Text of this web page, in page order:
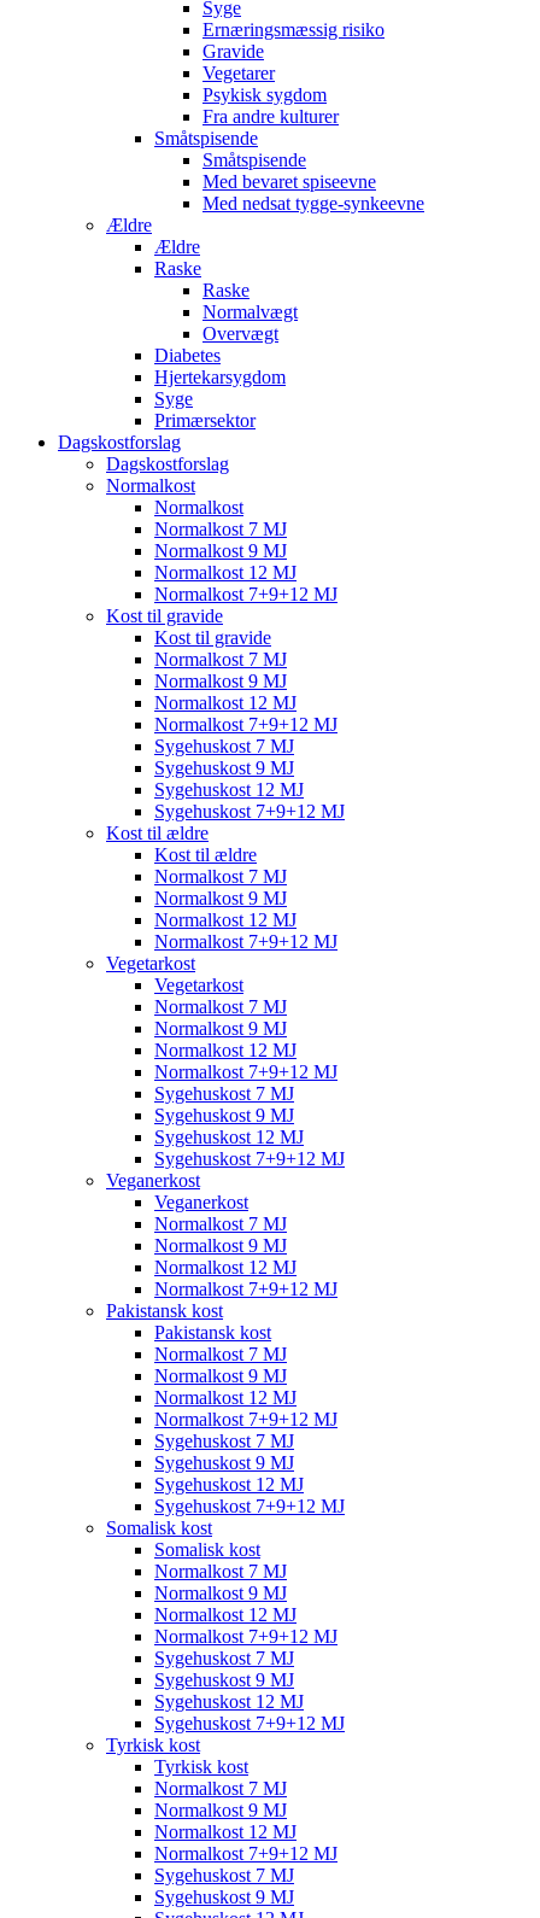
Syge
Ernæringsmæssig risiko
Gravide
Vegetarer
Psykisk sygdom
Fra andre kulturer
Småtspisende
Småtspisende
Med bevaret spiseevne
Med nedsat tygge-synkeevne
Ældre
Ældre
Raske
Raske
Normalvægt
Overvægt
Diabetes
Hjertekarsygdom
Syge
Primærsektor
Dagskostforslag
Dagskostforslag
Normalkost
Normalkost
Normalkost 7 MJ
Normalkost 9 MJ
Normalkost 12 MJ
Normalkost 7+9+12 MJ
Kost til gravide
Kost til gravide
Normalkost 7 MJ
Normalkost 9 MJ
Normalkost 12 MJ
Normalkost 7+9+12 MJ
Sygehuskost 7 MJ
Sygehuskost 9 MJ
Sygehuskost 12 MJ
Sygehuskost 7+9+12 MJ
Kost til ældre
Kost til ældre
Normalkost 7 MJ
Normalkost 9 MJ
Normalkost 12 MJ
Normalkost 7+9+12 MJ
Vegetarkost
Vegetarkost
Normalkost 7 MJ
Normalkost 9 MJ
Normalkost 12 MJ
Normalkost 7+9+12 MJ
Sygehuskost 7 MJ
Sygehuskost 9 MJ
Sygehuskost 12 MJ
Sygehuskost 7+9+12 MJ
Veganerkost
Veganerkost
Normalkost 7 MJ
Normalkost 9 MJ
Normalkost 12 MJ
Normalkost 7+9+12 MJ
Pakistansk kost
Pakistansk kost
Normalkost 7 MJ
Normalkost 9 MJ
Normalkost 12 MJ
Normalkost 7+9+12 MJ
Sygehuskost 7 MJ
Sygehuskost 9 MJ
Sygehuskost 12 MJ
Sygehuskost 7+9+12 MJ
Somalisk kost
Somalisk kost
Normalkost 7 MJ
Normalkost 9 MJ
Normalkost 12 MJ
Normalkost 7+9+12 MJ
Sygehuskost 7 MJ
Sygehuskost 9 MJ
Sygehuskost 12 MJ
Sygehuskost 7+9+12 MJ
Tyrkisk kost
Tyrkisk kost
Normalkost 7 MJ
Normalkost 9 MJ
Normalkost 12 MJ
Normalkost 7+9+12 MJ
Sygehuskost 7 MJ
Sygehuskost 9 MJ